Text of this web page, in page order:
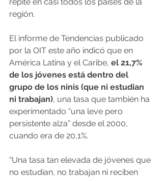
repite en casi todos los países de la
región.
El informe de Tendencias publicado
por la OIT este año indicó que en
América Latina y el Caribe, el 21,7%
de los jóvenes está dentro del
grupo de los ninis (que ni estudian
ni trabajan), una tasa que también ha
experimentado “una leve pero
persistente alza” desde el 2000,
cuando era de 20,1%.
“Una tasa tan elevada de jóvenes que
no estudian, no trabajan ni reciben